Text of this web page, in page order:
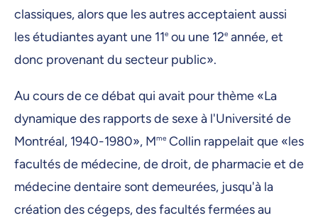
classiques, alors que les autres acceptaient aussi
les étudiantes ayant une 11e ou une 12e année, et
donc provenant du secteur public».
Au cours de ce débat qui avait pour thème «La
dynamique des rapports de sexe à l'Université de
Montréal, 1940-1980», Mme Collin rappelait que «les
facultés de médecine, de droit, de pharmacie et de
médecine dentaire sont demeurées, jusqu'à la
création des cégeps, des facultés fermées au